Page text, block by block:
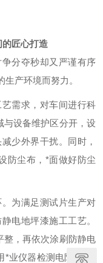
的匠心打造
分夺秒却又严谨有序
产环境而努力。
需求，对车间进行科
设备维护区分开，设
少外界干扰。同时，
防尘布，*面做好防尘
为满足测试片生产对
电地坪漆施工工艺。
整，再依次涂刷防静电
业仪器检测电阻值，*